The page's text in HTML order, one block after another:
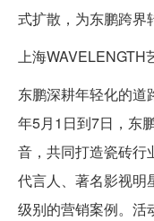
式扩散，为东鹏跨界
上海WAVELENGTH
东鹏深耕年轻化的道
年5月1日到7日，东
音，共同打造瓷砖行
代言人、著名影视明
级别的营销案例。活